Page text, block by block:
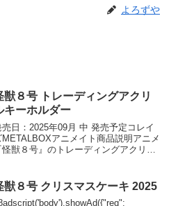
よろずや
獣８号 トレーディングアクリ
キーホルダー
売日：2025年09月 中 発売予定コレイ
METALBOXアニメイト商品説明アニメ
怪獣８号』のトレーディングアクリル
獣８号 クリスマスケーキ 2025